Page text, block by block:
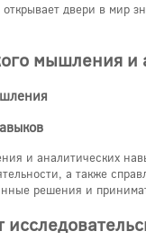
двери в мир
мышления и
и аналитических
а также
решения и